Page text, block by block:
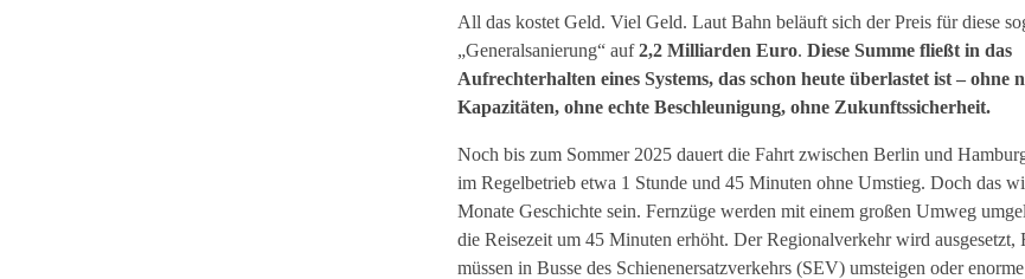
All das kostet Geld. Viel Geld. Laut Bahn beläuft sich der Preis für diese
„Generalsanierung“ auf2,2 Milliarden Euro. Diese Summe fließt in das
Aufrechterhalten eines Systems, das schon heute überlastet ist – ohne
Kapazitäten, ohne echte Beschleunigung, ohne Zukunftssicherheit.
Noch bis zum Sommer 2025 dauert die Fahrt zwischen Berlin und
im Regelbetrieb etwa 1 Stunde und 45 Minuten ohne Umstieg. Doch das
Monate Geschichte sein. Fernzüge werden mit einem großen Umweg
die Reisezeit um 45 Minuten erhöht. Der Regionalverkehr wird ausgesetzt,
müssen in Busse des Schienenersatzverkehrs (SEV) umsteigen oder